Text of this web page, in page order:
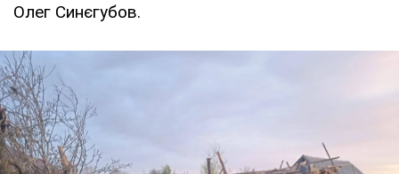
Олег Синєгубов.